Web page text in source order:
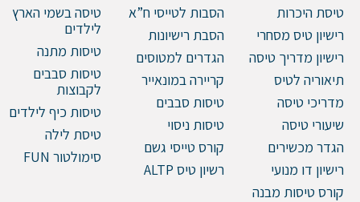
טיסת היכרות
רישיון טיס מסחרי
רישיון מדריך טיסה
תיאוריה לטיס
מדריכי טיסה
שיעורי טיסה
הגדר מכשירים
רישיון דו מנועי
קורס טיסות מבנה
הסבות לטייסי ח”א
הסבת רישיונות
הגדרים למטוסים
קריירה במונאייר
טיסות סבבים
טיסות ניסוי
קורס טייסי גשם
רשיון טיס ALTP
טיסה בשמי הארץ
לילדים
טיסות מתנה
טיסות סבבים
לקבוצות
טיסות כיף לילדים
טיסת לילה
סימולטור FUN
שלח הודעה